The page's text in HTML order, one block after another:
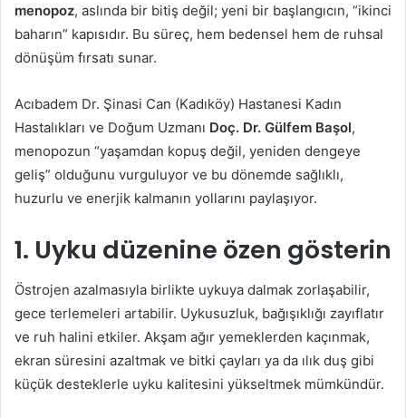
menopoz, aslında bir bitiş değil; yeni bir başlangıcın, “ikinci
baharın” kapısıdır. Bu süreç, hem bedensel hem de ruhsal
dönüşüm fırsatı sunar.
Acıbadem Dr. Şinasi Can (Kadıköy) Hastanesi Kadın
Hastalıkları ve Doğum Uzmanı Doç. Dr. Gülfem Başol,
menopozun “yaşamdan kopuş değil, yeniden dengeye
geliş” olduğunu vurguluyor ve bu dönemde sağlıklı,
huzurlu ve enerjik kalmanın yollarını paylaşıyor.
1. Uyku düzenine özen gösterin
Östrojen azalmasıyla birlikte uykuya dalmak zorlaşabilir,
gece terlemeleri artabilir. Uykusuzluk, bağışıklığı zayıflatır
ve ruh halini etkiler. Akşam ağır yemeklerden kaçınmak,
ekran süresini azaltmak ve bitki çayları ya da ılık duş gibi
küçük desteklerle uyku kalitesini yükseltmek mümkündür.